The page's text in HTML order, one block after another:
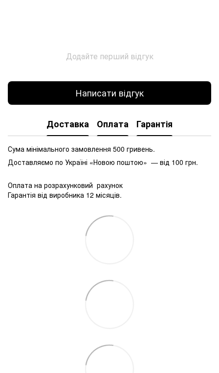
Додайте перший відгук
Написати відгук
Доставка Оплата Гарантія
Сума мінімального замовлення 500 гривень.
Доставляємо по Україні «Новою поштою» — від 100 грн.
Оплата на розрахунковий рахунок
Гарантія від виробника 12 місяців.